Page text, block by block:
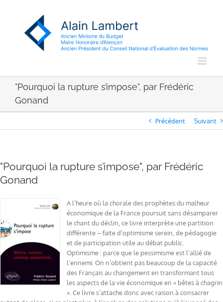
"Pourquoi la rupture s’impose", par Frédéric
Gonand
Précédent Suivant
"Pourquoi la rupture s’impose", par Frédéric
Gonand
A l’heure où la chorale des prophètes du malheur
économique de la France poursuit sans désamparer
le chant du déclin, ce livre interprète une partition
différente – faite d’optimisme serein, de pédagogie
et de participation utile au débat public.
Optimisme : parce que le pessimisme est l’allié de
l’ennemi. On n’obtient pas beaucoup de la capacité
des Français au changement en transformant tous
les aspects de la vie économique en « bêtes à chagrin
». Ce livre s’attache donc avec raison à consacrer